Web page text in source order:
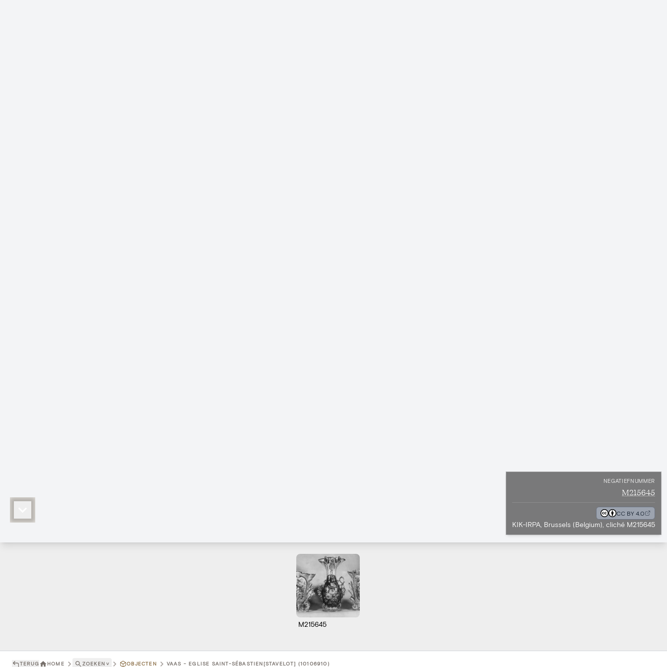
NEGATIEFNUMMER
M215645
CC BY 4.0
KIK-IRPA, Brussels (Belgium), cliché M215645
M215645
TERUG HOME ZOEKEN ˅ OBJECTEN VAAS - EGLISE SAINT-SÉBASTIEN[STAVELOT] (10106910)